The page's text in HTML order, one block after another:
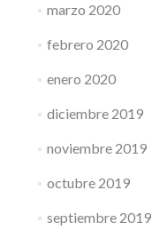
marzo 2020
febrero 2020
enero 2020
diciembre 2019
noviembre 2019
octubre 2019
septiembre 2019